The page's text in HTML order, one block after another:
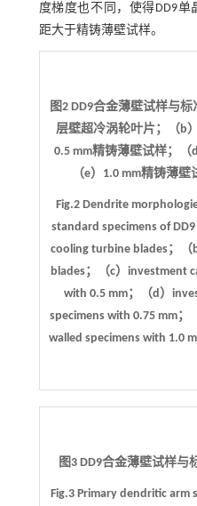
度梯度也不同，使得DD9单
距大于精铸薄壁试样。
图2 DD9合金薄壁试样与
层壁超冷涡轮叶片；（b
0.5 mm精铸薄壁试样；（
（e）1.0 mm精铸薄
Fig.2 Dendrite
standard specimens of
cooling turbine blades；
blades；（c）investment
with 0.5 mm；（d）
specimens with 0.75 mm
walled specimens with 1.0
图3 DD9合金薄壁试样
Fig.3 Primary dendritic arm